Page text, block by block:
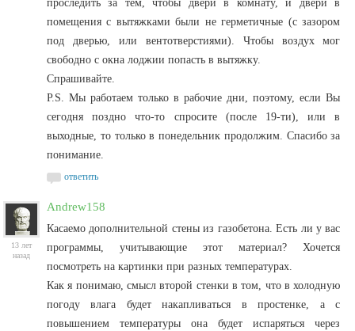
проследить за тем, чтобы двери в комнату, и двери в
помещения с вытяжками были не герметичные (с зазором
под дверью, или вентотверстиями). Чтобы воздух мог
свободно с окна лоджии попасть в вытяжку.
Спрашивайте.
P.S. Мы работаем только в рабочие дни, поэтому, если Вы
сегодня поздно что-то спросите (после 19-ти), или в
выходные, то только в понедельник продолжим. Спасибо за
понимание.
ответить
13 лет
назад
Andrew158
Касаемо дополнительной стены из газобетона. Есть ли у вас
программы, учитывающие этот материал? Хочется
посмотреть на картинки при разных температурах.
Как я понимаю, смысл второй стенки в том, что в холодную
погоду влага будет накапливаться в простенке, а с
повышением температуры она будет испаряться через